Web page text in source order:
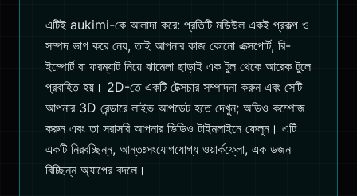
এটিই aukimi-কে আলাদা করে: প্রতিটি মডিউল একই প্রকল্প ও
সম্পদ ভাগ করে নেয়, তাই আপনার কাজ কোনো এক্সপোর্ট, রি-
ইম্পোর্ট বা ফরম্যাট নিয়ে ঝামেলা ছাড়াই এক টুল থেকে আরেক টুলে
প্রবাহিত হয়। 2D-তে একটি টেক্সচার সম্পাদনা করুন এবং সেটি
আপনার 3D রেন্ডারে লাইভ আপডেট হতে দেখুন; অডিও কম্পোজ
করুন এবং তা সরাসরি আপনার ভিডিও টাইমলাইনে ফেলুন। এটি
একটি নিরবচ্ছিন্ন, আন্তঃসংযোগযোগ্য ওয়ার্কফ্লো, এক ডজন
বিচ্ছিন্ন অ্যাপের বদলে।